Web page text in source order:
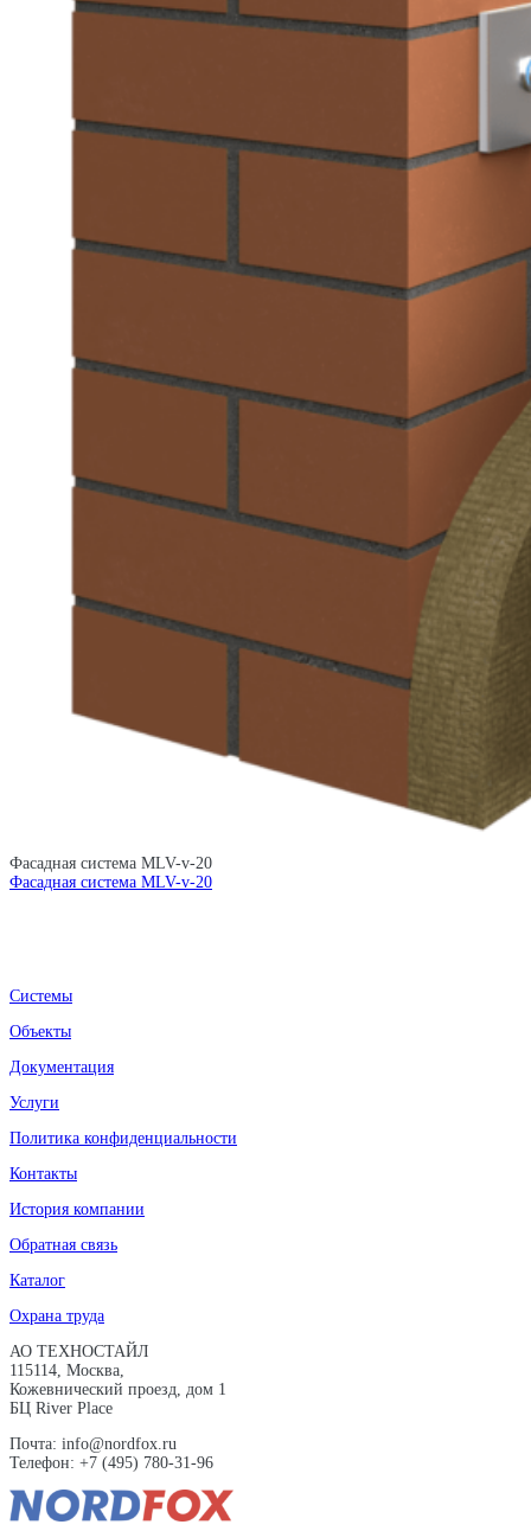
Фасадная система MLV-v-20
Фасадная система MLV-v-20
Системы
Объекты
Документация
Услуги
Политика конфиденциальности
Контакты
История компании
Обратная связь
Каталог
Охрана труда
АО ТЕХНОСТАЙЛ
115114, Москва,
Кожевнический проезд, дом 1
БЦ River Place
Почта: info@nordfox.ru
Телефон: +7 (495) 780-31-96